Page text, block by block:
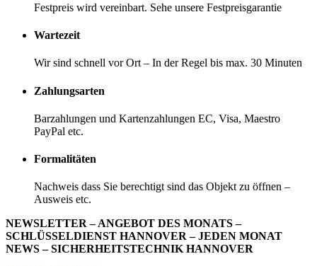
Festpreis wird vereinbart. Sehe unsere Festpreisgarantie
Wartezeit
Wir sind schnell vor Ort – In der Regel bis max. 30 Minuten
Zahlungsarten
Barzahlungen und Kartenzahlungen EC, Visa, Maestro
PayPal etc.
Formalitäten
Nachweis dass Sie berechtigt sind das Objekt zu öffnen –
Ausweis etc.
NEWSLETTER – ANGEBOT DES MONATS –
SCHLÜSSELDIENST HANNOVER – JEDEN MONAT
NEWS – SICHERHEITSTECHNIK HANNOVER